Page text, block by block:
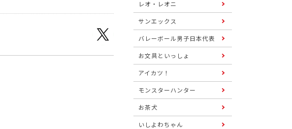
レオ・レオニ
サンエックス
バレーボール男子日本代表
お文具といっしょ
アイカツ！
モンスターハンター
お茶犬
いしよわちゃん